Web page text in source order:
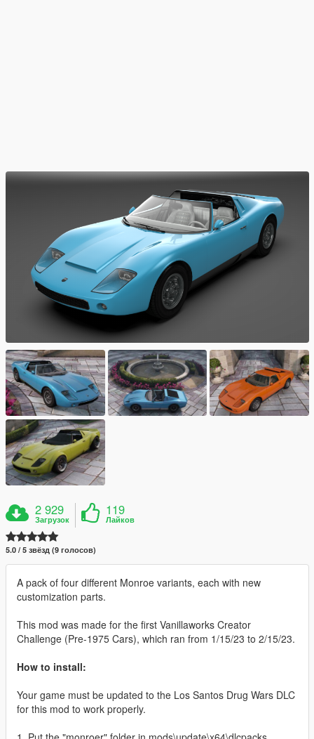
2 929
Загрузок
119
Лайков
5.0 / 5 звёзд (9 голосов)
A pack of four different Monroe variants, each with new
customization parts.
This mod was made for the first Vanillaworks Creator
Challenge (Pre-1975 Cars), which ran from 1/15/23 to 2/15/23.
How to install:
Your game must be updated to the Los Santos Drug Wars DLC
for this mod to work properly.